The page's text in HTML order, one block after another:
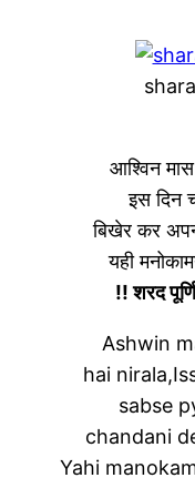
आश्विन मास
इस दिन
बिखेर कर
यही
!! शरद
Ashwin
hai
sabse
chandani
Yahi